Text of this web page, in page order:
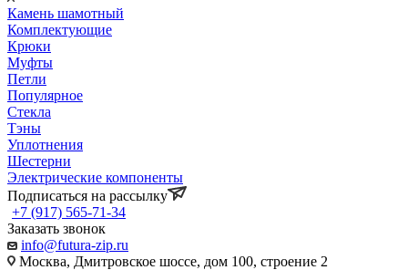
Камень шамотный
Комплектующие
Крюки
Муфты
Петли
Популярное
Стекла
Тэны
Уплотнения
Шестерни
Электрические компоненты
Подписаться на рассылку
+7 (917) 565-71-34
Заказать звонок
info@futura-zip.ru
Москва, Дмитровское шоссе, дом 100, строение 2